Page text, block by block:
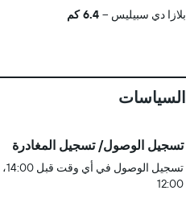
بلازا دي سبيليس
6.4 كم
السياسات
تسجيل الوصول/ تسجيل المغادرة
12:00